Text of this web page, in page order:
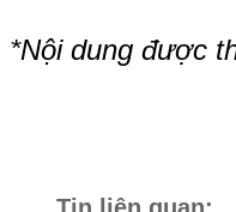
*Nội dung được